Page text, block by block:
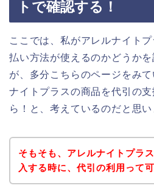
トで確認する！
ここでは、私がアレルナイト
払い方法が使えるのかどうか
が、多分こちらのページをみ
ナイトプラスの商品を代引の
ら！と、考えているのだと思い
そもそも、アレルナイトプラ
入する時に、代引の利用って